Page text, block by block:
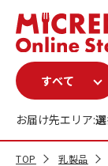
お届け先エリア:
TOP 乳製品